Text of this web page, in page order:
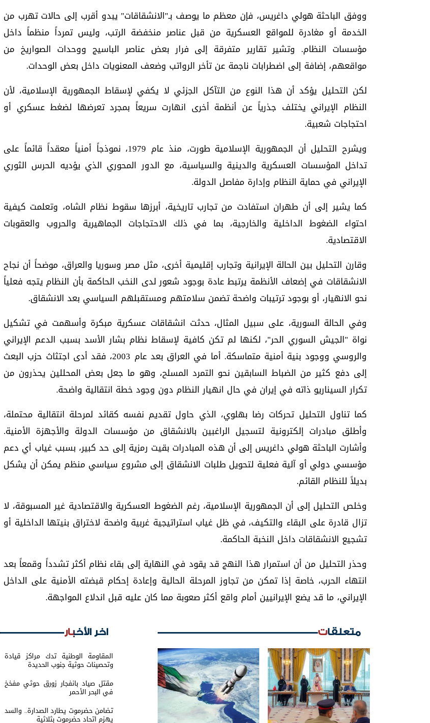
ووفق الباحثة هولي داغريس، فإن معظم ما يوصف بـ"الانشقاقات" يبدو أقرب إلى حالات تهرب من
الخدمة أو مغادرة للمواقع العسكرية من قبل عناصر منخفضة الرتب، وليس تمرداً منظماً داخل
مؤسسات النظام. وتشير تقارير متفرقة إلى فرار بعض عناصر الباسيج ووحدات الصواريخ من
مواقعهم، إضافة إلى اضطرابات ناجمة عن تأخر الرواتب وضعف المعنويات داخل بعض الوحدات.
لكن التحليل يؤكد أن هذا النوع من التآكل الجزئي لا يكفي لإسقاط الجمهورية الإسلامية، لأن
النظام الإيراني يختلف جذرياً عن أنظمة أخرى انهارت سريعاً بمجرد تعرضها لضغط عسكري أو
احتجاجات شعبية.
ويشرح التحليل أن الجمهورية الإسلامية طورت، منذ عام 1979، نموذجاً أمنياً معقداً قائماً على
تداخل المؤسسات العسكرية والدينية والسياسية، مع الدور المحوري الذي يؤديه الحرس الثوري
الإيراني في حماية النظام وإدارة مفاصل الدولة.
كما يشير إلى أن طهران استفادت من تجارب تاريخية، أبرزها سقوط نظام الشاه، وتعلمت كيفية
احتواء الضغوط الداخلية والخارجية، بما في ذلك الاحتجاجات الجماهيرية والحروب والعقوبات
الاقتصادية.
وقارن التحليل بين الحالة الإيرانية وتجارب إقليمية أخرى، مثل مصر وسوريا والعراق، موضحاً أن نجاح
الانشقاقات في إضعاف الأنظمة يرتبط عادة بوجود شعور لدى النخب الحاكمة بأن النظام يتجه فعلياً
نحو الانهيار، أو بوجود ترتيبات واضحة تضمن سلامتهم ومستقبلهم السياسي بعد الانشقاق.
وفي الحالة السورية، على سبيل المثال، حدثت انشقاقات عسكرية مبكرة وأسهمت في تشكيل
نواة "الجيش السوري الحر"، لكنها لم تكن كافية لإسقاط نظام بشار الأسد بسبب الدعم الإيراني
والروسي ووجود بنية أمنية متماسكة. أما في العراق بعد عام 2003، فقد أدى اجتثاث حزب البعث
إلى دفع كثير من الضباط السابقين نحو التمرد المسلح، وهو ما جعل بعض المحللين يحذرون من
تكرار السيناريو ذاته في إيران في حال انهيار النظام دون وجود خطة انتقالية واضحة.
كما تناول التحليل تحركات رضا بهلوي، الذي حاول تقديم نفسه كقائد لمرحلة انتقالية محتملة،
وأطلق مبادرات إلكترونية لتسجيل الراغبين بالانشقاق من مؤسسات الدولة والأجهزة الأمنية.
وأشارت الباحثة هولي داغريس إلى أن هذه المبادرات بقيت رمزية إلى حد كبير، بسبب غياب أي دعم
مؤسسي دولي أو آلية فعلية لتحويل طلبات الانشقاق إلى مشروع سياسي منظم يمكن أن يشكل
بديلاً للنظام القائم.
وخلص التحليل إلى أن الجمهورية الإسلامية، رغم الضغوط العسكرية والاقتصادية غير المسبوقة، لا
تزال قادرة على البقاء والتكيف، في ظل غياب استراتيجية غربية واضحة لاختراق بنيتها الداخلية أو
تشجيع الانشقاقات داخل النخبة الحاكمة.
وحذر التحليل من أن استمرار هذا النهج قد يقود في النهاية إلى بقاء نظام أكثر تشدداً وقمعاً بعد
انتهاء الحرب، خاصة إذا تمكن من تجاوز المرحلة الحالية وإعادة إحكام قبضته الأمنية على الداخل
الإيراني، ما قد يضع الإيرانيين أمام واقع أكثر صعوبة مما كان عليه قبل اندلاع المواجهة.
متعلقات اخر الأخبار
المقاومة الوطنية تدك مراكز قيادة
وتحصينات حوثية جنوب الحديدة
مقتل صياد بانفجار زورق حوثي مفخخ
في البحر الأحمر
تضامن حضرموت يطارد الصدارة.. والسد
يهزم اتحاد حضرموت بثلاثية